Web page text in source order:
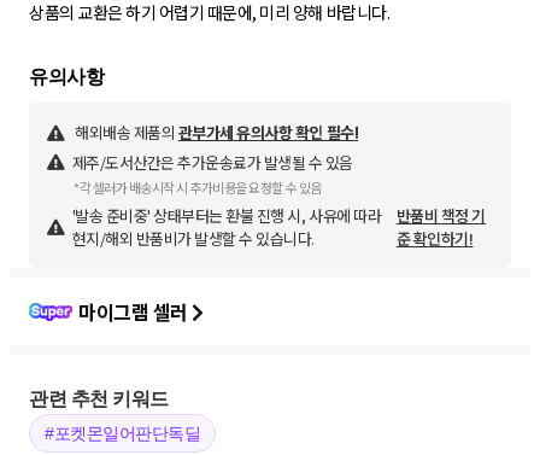
상품의 교환은 하기 어렵기 때문에, 미리 양해 바랍니다.
유의사항
해외배송 제품의 관부가세 유의사항 확인 필수!
제주/도서산간은 추가운송료가 발생될 수 있음
*각 셀러가 배송시작 시 추가비용을 요청할 수 있음
'발송 준비중' 상태부터는 환불 진행 시, 사유에 따라
현지/해외 반품비가 발생할 수 있습니다.
반품비 책정 기
준 확인하기!
마이그램 셀러
관련 추천 키워드
#포켓몬일어판단독딜